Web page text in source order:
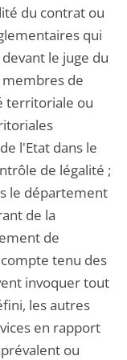
du contrat ou
qui
le juge du
de
territoriale ou
l'Etat dans le
de légalité ;
le département
de la
de
tenu des
invoquer tout
les autres
en rapport
ou